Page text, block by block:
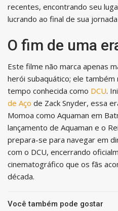
recentes, encontrando seu
lucrando ao final de sua
O fim de uma
Este filme não marca apenas
herói subaquático; ele
tempo conhecida como DCU.
de Aço de Zack Snyder, essa
Momoa como Aquaman em
lançamento de Aquaman e o
prepara-se para navegar em
com o DCU, encerrando
cinematográfico que os fãs
década.
Você também pode gostar